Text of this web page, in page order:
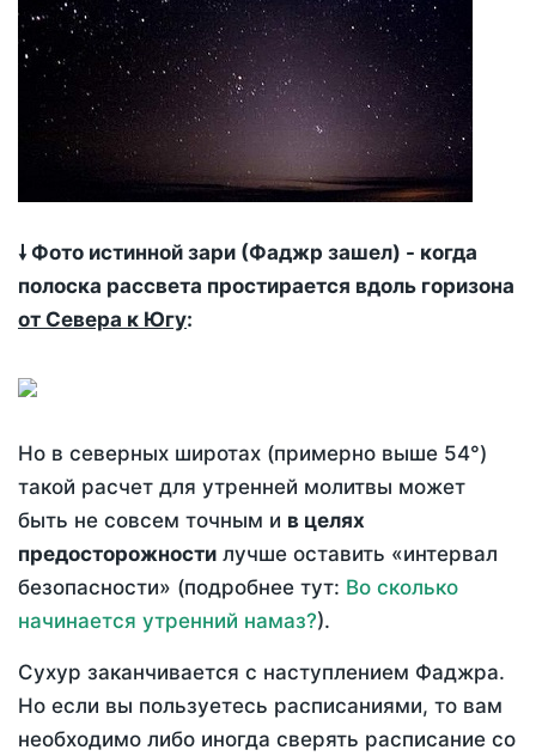
🠗 Фото истинной зари (Фаджр зашел) - когда
полоска рассвета простирается вдоль горизона
от Севера к Югу:
Но в северных широтах (примерно выше 54°)
такой расчет для утренней молитвы может
быть не совсем точным и в целях
предосторожности лучше оставить «интервал
безопасности» (подробнее тут: Во сколько
начинается утренний намаз?).
Сухур заканчивается с наступлением Фаджра.
Но если вы пользуетесь расписаниями, то вам
необходимо либо иногда сверять расписание со